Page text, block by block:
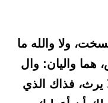
ولا والله ما
هما واليان: وال
يرث، فذاك الذي